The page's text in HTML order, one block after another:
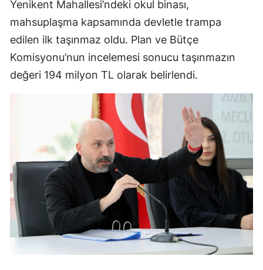
Yenikent Mahallesi’ndeki okul binası,
mahsuplaşma kapsamında devletle trampa
edilen ilk taşınmaz oldu. Plan ve Bütçe
Komisyonu’nun incelemesi sonucu taşınmazın
değeri 194 milyon TL olarak belirlendi.